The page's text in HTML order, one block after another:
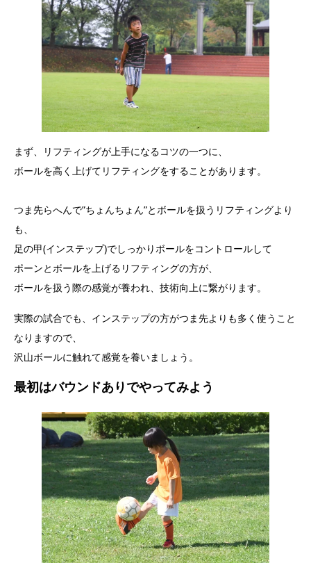
まず、リフティングが上手になるコツの一つに、
ボールを高く上げてリフティングをすることがあります。
つま先らへんで”ちょんちょん”とボールを扱うリフティングより
も、
足の甲(インステップ)でしっかりボールをコントロールして
ポーンとボールを上げるリフティングの方が、
ボールを扱う際の感覚が養われ、技術向上に繋がります。
実際の試合でも、インステップの方がつま先よりも多く使うこと
なりますので、
沢山ボールに触れて感覚を養いましょう。
最初はバウンドありでやってみよう